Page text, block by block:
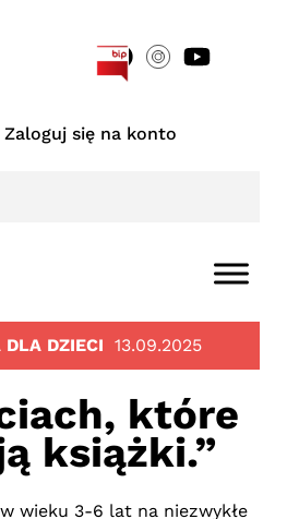
Zaloguj się na konto
DLA DZIECI 13.09.2025
które
książki.”
wieku 3-6 lat na niezwykłe